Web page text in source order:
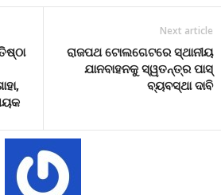
Next article
ରାଜପଥ ଟୋଲଗେଟରେ ସ୍ଥାନୀୟ
ଯାନବାହନକୁ ସ୍ୱତନ୍ତ୍ର ପାସ୍
ବ୍ୟବସ୍ଥା ଦାବି